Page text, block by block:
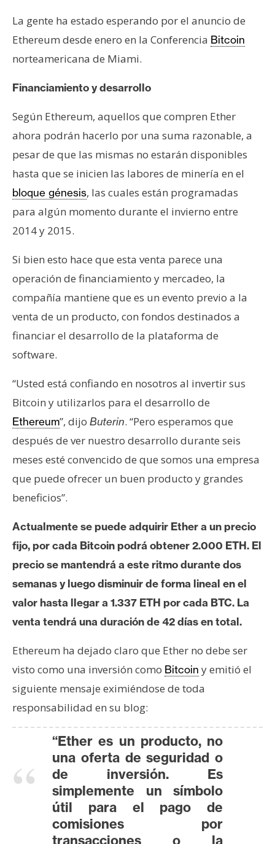
T
e
a
s
R
e
c
u
r
s
o
s
C
n
t
a
c
o
P
u
b
l
i
i
d
a
d
La gente ha estado esperando por el anuncio de
Ethereum desde enero en la Conferencia Bitcoin
norteamericana de Miami.
Financiamiento y desarrollo
Según Ethereum, aquellos que compren Ether
ahora podrán hacerlo por una suma razonable, a
pesar de que las mismas no estarán disponibles
hasta que se inicien las labores de minería en el
bloque génesis, las cuales están programadas
para algún momento durante el invierno entre
2014 y 2015.
Si bien esto hace que esta venta parece una
operación de financiamiento y mercadeo, la
compañía mantiene que es un evento previo a la
venta de un producto, con fondos destinados a
financiar el desarrollo de la plataforma de
software.
“Usted está confiando en nosotros al invertir sus
Bitcoin y utilizarlos para el desarrollo de
Ethereum”, dijo Buterin. “Pero esperamos que
después de ver nuestro desarrollo durante seis
meses esté convencido de que somos una empresa
que puede ofrecer un buen producto y grandes
beneficios”.
Actualmente se puede adquirir Ether a un precio
fijo, por cada Bitcoin podrá obtener 2.000 ETH. El
precio se mantendrá a este ritmo durante dos
semanas y luego disminuir de forma lineal en el
valor hasta llegar a 1.337 ETH por cada BTC. La
venta tendrá una duración de 42 días en total.
Ethereum ha dejado claro que Ether no debe ser
visto como una inversión como Bitcoin y emitió el
siguiente mensaje eximiéndose de toda
responsabilidad en su blog:
“Ether es un producto, no
una oferta de seguridad o
de inversión. Es
simplemente un símbolo
útil para el pago de
comisiones por